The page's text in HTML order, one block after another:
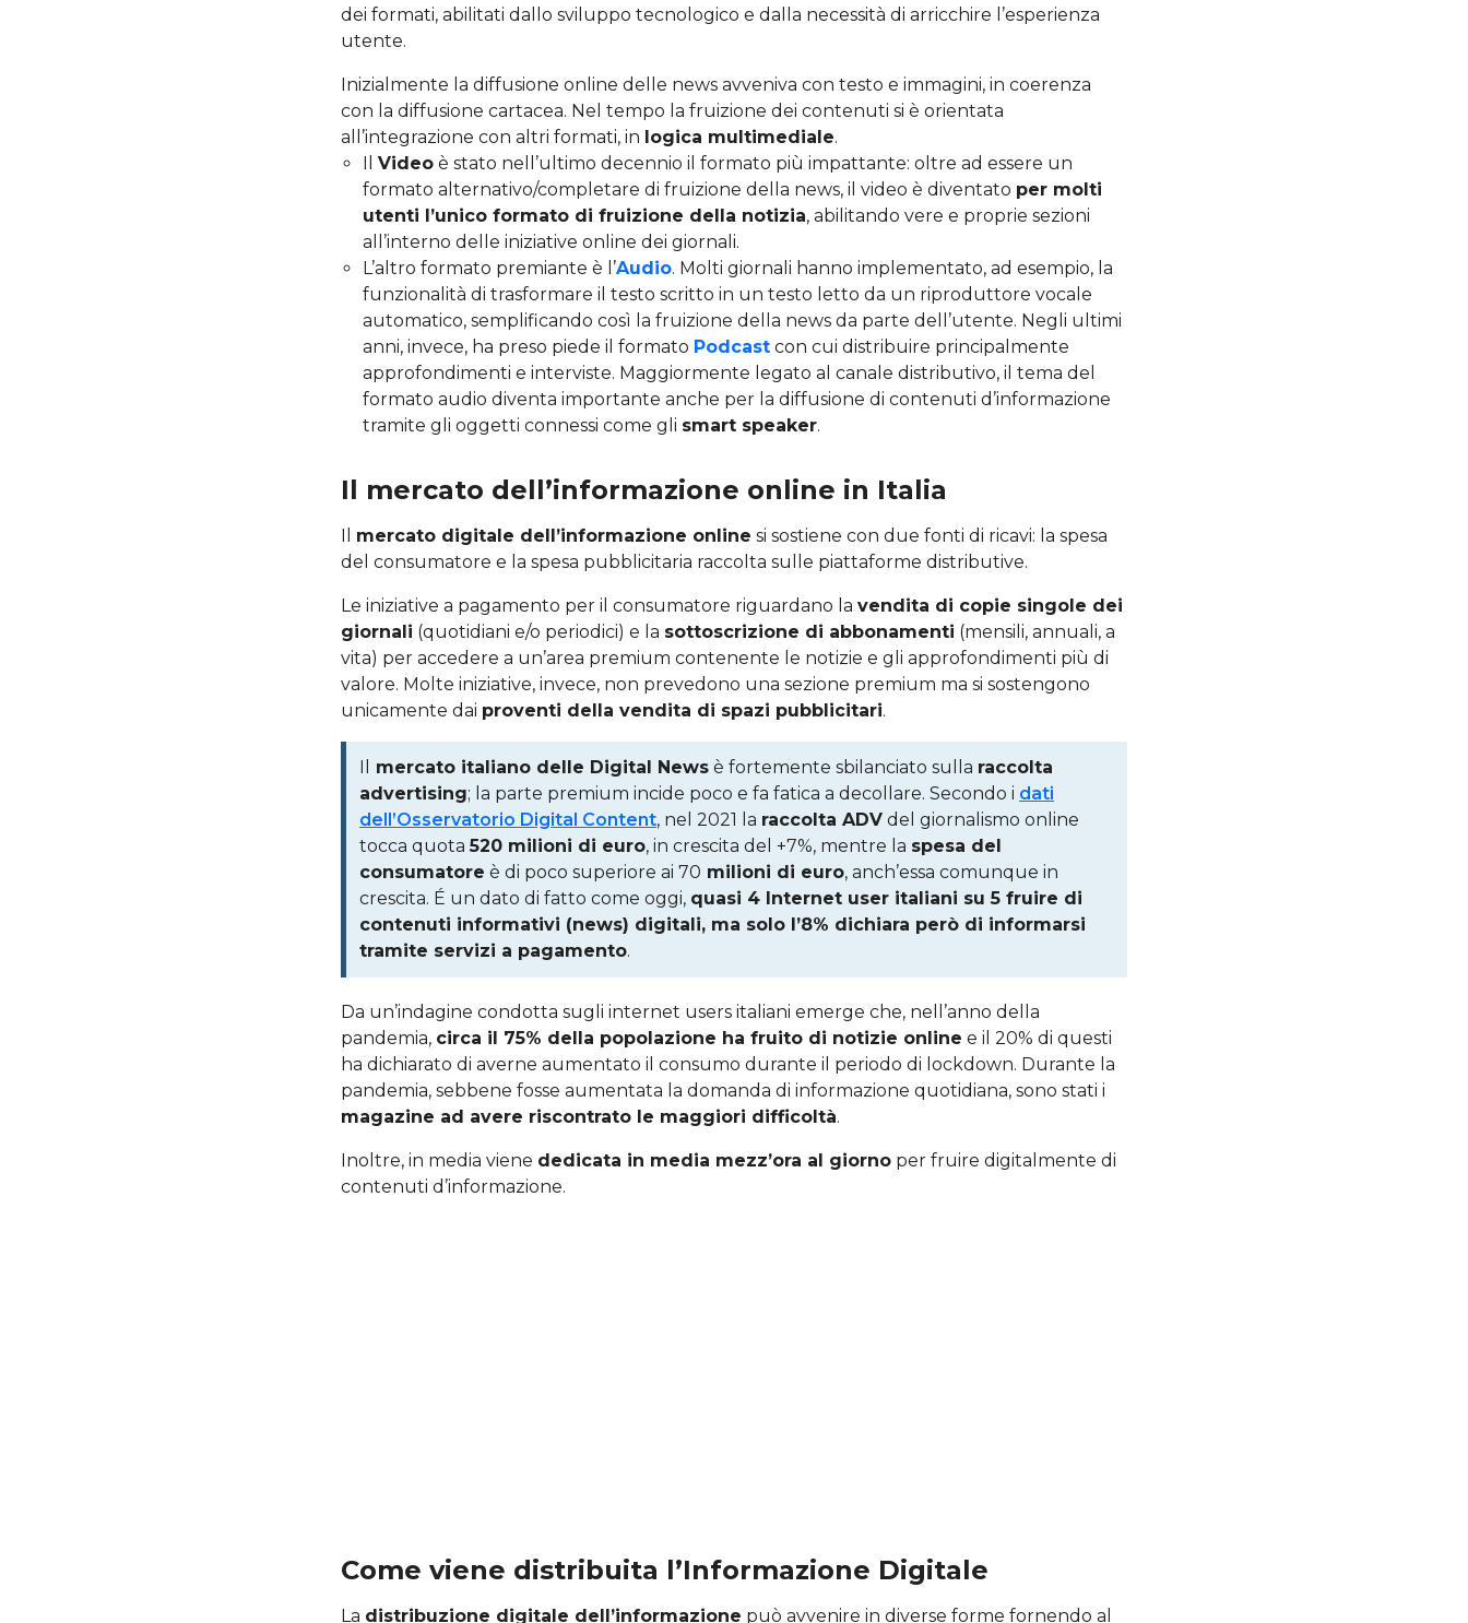
dei formati, abilitati dallo sviluppo tecnologico e dalla necessità di arricchire l’esperienza
utente.
Inizialmente la diffusione online delle news avveniva con testo e immagini, in coerenza
con la diffusione cartacea. Nel tempo la fruizione dei contenuti si è orientata
all’integrazione con altri formati, in logica multimediale.
Il Video è stato nell’ultimo decennio il formato più impattante: oltre ad essere un
formato alternativo/completare di fruizione della news, il video è diventato per molti
utenti l’unico formato di fruizione della notizia, abilitando vere e proprie sezioni
all’interno delle iniziative online dei giornali.
L’altro formato premiante è l’Audio. Molti giornali hanno implementato, ad esempio, la
funzionalità di trasformare il testo scritto in un testo letto da un riproduttore vocale
automatico, semplificando così la fruizione della news da parte dell’utente. Negli ultimi
anni, invece, ha preso piede il formato Podcast con cui distribuire principalmente
approfondimenti e interviste. Maggiormente legato al canale distributivo, il tema del
formato audio diventa importante anche per la diffusione di contenuti d’informazione
tramite gli oggetti connessi come gli smart speaker.
Il mercato dell’informazione online in Italia
Il mercato digitale dell’informazione online si sostiene con due fonti di ricavi: la spesa
del consumatore e la spesa pubblicitaria raccolta sulle piattaforme distributive.
Le iniziative a pagamento per il consumatore riguardano la vendita di copie singole dei
giornali (quotidiani e/o periodici) e la sottoscrizione di abbonamenti (mensili, annuali, a
vita) per accedere a un’area premium contenente le notizie e gli approfondimenti più di
valore. Molte iniziative, invece, non prevedono una sezione premium ma si sostengono
unicamente dai proventi della vendita di spazi pubblicitari.
Il mercato italiano delle Digital News è fortemente sbilanciato sulla raccolta
advertising; la parte premium incide poco e fa fatica a decollare. Secondo i dati
dell’Osservatorio Digital Content, nel 2021 la raccolta ADV del giornalismo online
tocca quota520 milioni di euro, in crescita del +7%, mentre la spesa del
consumatore è di poco superiore ai 70 milioni di euro, anch’essa comunque in
crescita. É un dato di fatto come oggi, quasi 4 Internet user italiani su 5 fruire di
contenuti informativi (news) digitali, ma solo l’8% dichiara però di informarsi
tramite servizi a pagamento.
Da un’indagine condotta sugli internet users italiani emerge che, nell’anno della
pandemia, circa il 75% della popolazione ha fruito di notizie online e il 20% di questi
ha dichiarato di averne aumentato il consumo durante il periodo di lockdown. Durante la
pandemia, sebbene fosse aumentata la domanda di informazione quotidiana, sono stati i
magazine ad avere riscontrato le maggiori difficoltà.
Inoltre, in media viene dedicata in media mezz’ora al giorno per fruire digitalmente di
contenuti d’informazione.
Come viene distribuita l’Informazione Digitale
La distribuzione digitale dell’informazione può avvenire in diverse forme fornendo al